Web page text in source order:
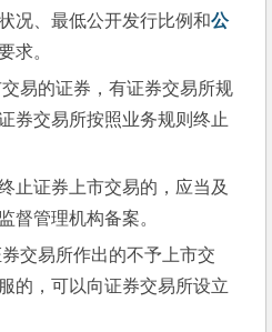
况、最低公开发行比例和公
求。
易的证券，有证券交易所规
券交易所按照业务规则终止
证券上市交易的，应当及
督管理机构备案。
交易所作出的不予上市交
的，可以向证券交易所设立